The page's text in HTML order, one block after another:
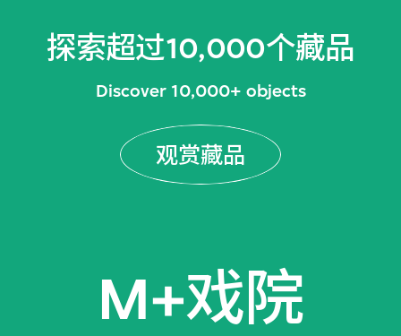
探索超过10,000个藏品
Discover 10,000+ objects
观赏藏品
M+戏院